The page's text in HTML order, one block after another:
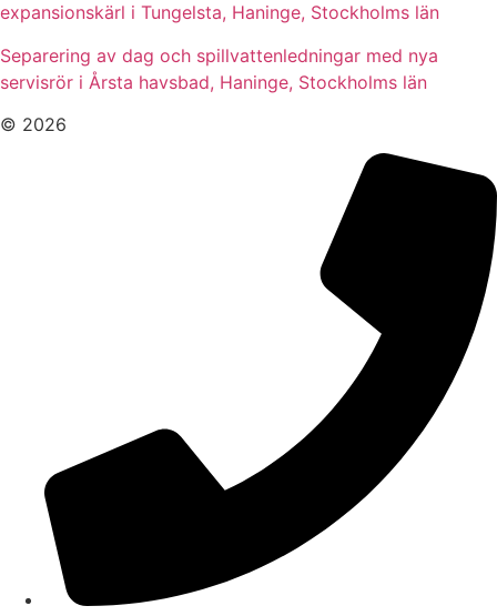
expansionskärl i Tungelsta, Haninge, Stockholms län
Separering av dag och spillvattenledningar med nya
servisrör i Årsta havsbad, Haninge, Stockholms län
© 2026